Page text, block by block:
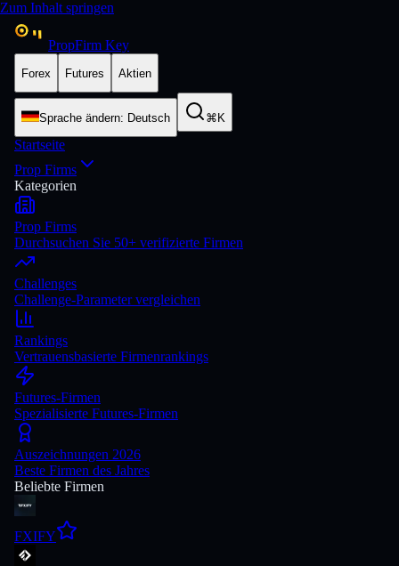
Zum Inhalt springen
PropFirm Key
Forex Futures Aktien
Sprache ändern: Deutsch ⌘K
Startseite
Prop Firms
Kategorien
Prop Firms
Durchsuchen Sie 50+ verifizierte Firmen
Challenges
Challenge-Parameter vergleichen
Rankings
Vertrauensbasierte Firmenrankings
Futures-Firmen
Spezialisierte Futures-Firmen
Auszeichnungen 2026
Beste Firmen des Jahres
Beliebte Firmen
FXIFY